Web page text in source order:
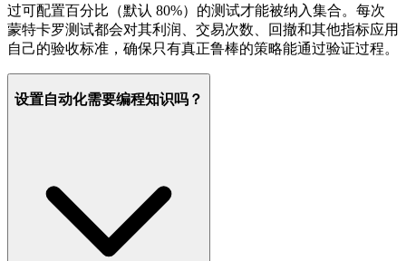
过可配置百分比（默认 80%）的测试才能被纳入集合。每次
蒙特卡罗测试都会对其利润、交易次数、回撤和其他指标应用
自己的验收标准，确保只有真正鲁棒的策略能通过验证过程。
设置自动化需要编程知识吗？